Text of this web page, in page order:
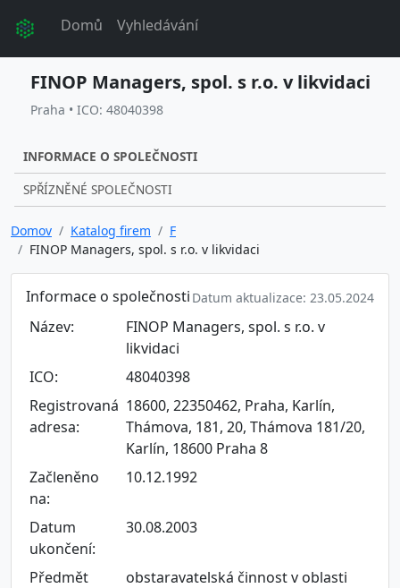
Domů Vyhledávání
FINOP Managers, spol. s r.o. v likvidaci
Praha • ICO: 48040398
INFORMACE O SPOLEČNOSTI
SPŘÍZNĚNÉ SPOLEČNOSTI
Domov Katalog firem
F
FINOP Managers, spol. s r.o. v likvidaci
Informace o společnosti Datum aktualizace: 23.05.2024
Název:
FINOP Managers, spol. s r.o. v
likvidaci
ICO:
48040398
Registrovaná
adresa:
18600, 22350462, Praha, Karlín,
Thámova, 181, 20, Thámova 181/20,
Karlín, 18600 Praha 8
Začleněno
na:
10.12.1992
Datum
ukončení:
30.08.2003
Předmět
obstaravatelská činnost v oblasti